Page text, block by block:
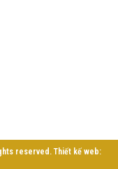
reserved. Thiết kế web: